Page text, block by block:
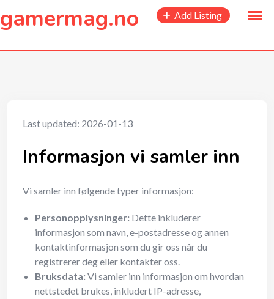
content
gamermag.no Add Listing
Last updated: 2026-01-13
Informasjon vi samler inn
Vi samler inn følgende typer informasjon:
Personopplysninger: Dette inkluderer
informasjon som navn, e-postadresse og annen
kontaktinformasjon som du gir oss når du
registrerer deg eller kontakter oss.
Bruksdata:Vi samler inn informasjon om hvordan
nettstedet brukes, inkludert IP-adresse,